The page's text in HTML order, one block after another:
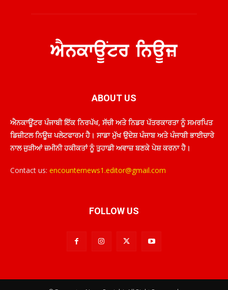
ABOUT US
ਐਨਕਾਊਂਟਰ ਪੰਜਾਬੀ ਇੱਕ ਨਿਰਪੱਖ, ਸੱਚੀ ਅਤੇ ਨਿਡਰ ਪੱਤਰਕਾਰਤਾ ਨੂੰ ਸਮਰਪਿਤ
ਡਿਜ਼ੀਟਲ ਨਿਊਜ਼ ਪਲੇਟਫਾਰਮ ਹੈ। ਸਾਡਾ ਮੁੱਖ ਉਦੇਸ਼ ਪੰਜਾਬ ਅਤੇ ਪੰਜਾਬੀ ਭਾਈਚਾਰੇ
ਨਾਲ ਜੁੜੀਆਂ ਜ਼ਮੀਨੀ ਹਕੀਕਤਾਂ ਨੂੰ ਤੁਹਾਡੀ ਅਵਾਜ਼ ਬਣਕੇ ਪੇਸ਼ ਕਰਨਾ ਹੈ।
Contact us: encounternews1.editor@gmail.com
FOLLOW US